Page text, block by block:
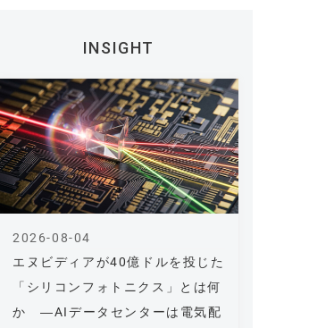
INSIGHT
エヌビディアが40億ドルを投じた
「シリコンフォトニクス」とは何
か ―AIデータセンターは電気配
2026-08-04